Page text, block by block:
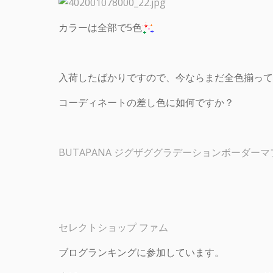
カラーは全部で5色
入荷したばかりですので、今ならまだ全色揃っ
コーディネートの差し色に如何ですか？
BUTAPANA ジグザググラデーションボーダーマ
セレクトショップ ファム
ブログランキングに参加しています。